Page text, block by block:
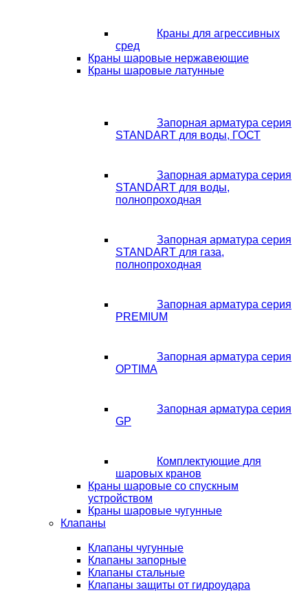
Краны для агрессивных
сред
Краны шаровые нержавеющие
Краны шаровые латунные
Запорная арматура серия
STANDART для воды, ГОСТ
Запорная арматура серия
STANDART для воды,
полнопроходная
Запорная арматура серия
STANDART для газа,
полнопроходная
Запорная арматура серия
PREMIUM
Запорная арматура серия
OPTIMA
Запорная арматура серия
GP
Комплектующие для
шаровых кранов
Краны шаровые со спускным
устройством
Краны шаровые чугунные
Клапаны
Клапаны чугунные
Клапаны запорные
Клапаны стальные
Клапаны защиты от гидроудара